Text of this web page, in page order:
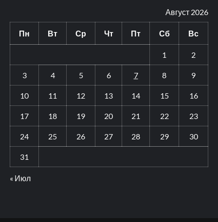
Август 2026
Пн Вт Ср Чт Пт Сб Вс
1 2
3 4 5 6 7 8 9
10 11 12 13 14 15 16
17 18 19 20 21 22 23
24 25 26 27 28 29 30
31
« Июл